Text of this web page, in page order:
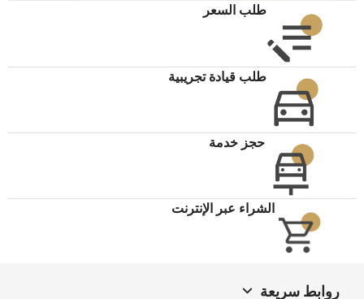
طلب السعر
طلب قيادة تجريبية
حجز خدمة
الشراء عبر الإنترنت
روابط سريعة